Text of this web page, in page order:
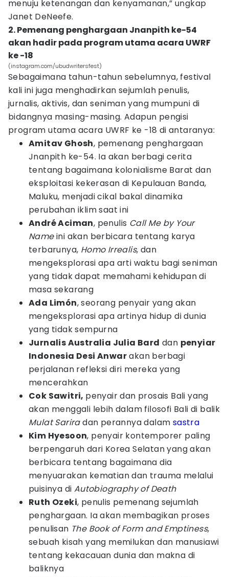
menuju ketenangan dan kenyamanan,” ungkap
Janet DeNeefe.
2. Pemenang penghargaan Jnanpith ke-54
akan hadir pada program utama acara UWRF
ke -18
(instagram.com/ubudwritersfest)
Sebagaimana tahun-tahun sebelumnya, festival
kali ini juga menghadirkan sejumlah penulis,
jurnalis, aktivis, dan seniman yang mumpuni di
bidangnya masing-masing. Adapun pengisi
program utama acara UWRF ke -18 di antaranya:
Amitav Ghosh, pemenang penghargaan
Jnanpith ke-54. Ia akan berbagi cerita
tentang bagaimana kolonialisme Barat dan
eksploitasi kekerasan di Kepulauan Banda,
Maluku, menjadi cikal bakal dinamika
perubahan iklim saat ini
André Aciman, penulis Call Me by Your
Nameini akan berbicara tentang karya
terbarunya, Homo Irrealis, dan
mengeksplorasi apa arti waktu bagi seniman
yang tidak dapat memahami kehidupan di
masa sekarang
Ada Limón, seorang penyair yang akan
mengeksplorasi apa artinya hidup di dunia
yang tidak sempurna
Jurnalis Australia Julia Bard dan penyiar
Indonesia Desi Anwarakan berbagi
perjalanan refleksi diri mereka yang
mencerahkan
Cok Sawitri, penyair dan prosais Bali yang
akan menggali lebih dalam filosofi Bali di balik
Mulat Sariradan perannya dalam sastra
Kim Hyesoon, penyair kontemporer paling
berpengaruh dari Korea Selatan yang akan
berbicara tentang bagaimana dia
menyuarakan kematian dan trauma melalui
puisinya di Autobiography of Death
Ruth Ozeki, penulis pemenang sejumlah
penghargaan. Ia akan membagikan proses
penulisan The Book of Form and Emptiness,
sebuah kisah yang memilukan dan manusiawi
tentang kekacauan dunia dan makna di
baliknya